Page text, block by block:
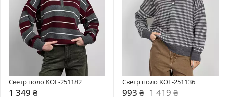
Светр поло KOF-251182
1 349 ₴
Светр поло KOF-251136
993 ₴ 1 419 ₴